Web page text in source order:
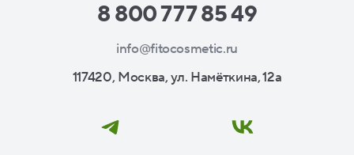
8 800 777 85 49
info@fitocosmetic.ru
117420, Москва, ул. Намёткина, 12а